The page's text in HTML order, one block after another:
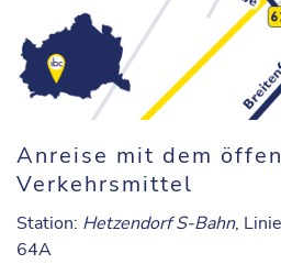
Anreise mit dem
Verkehrsmittel
Station: Hetzendorf S-Bahn,
64A